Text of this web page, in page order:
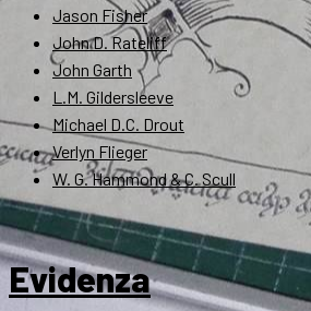
Jason Fisher
John D. Rateliff
John Garth
L.M. Gildersleeve
Michael D.C. Drout
Verlyn Flieger
W. G. Hammond & C. Scull
Evidenza